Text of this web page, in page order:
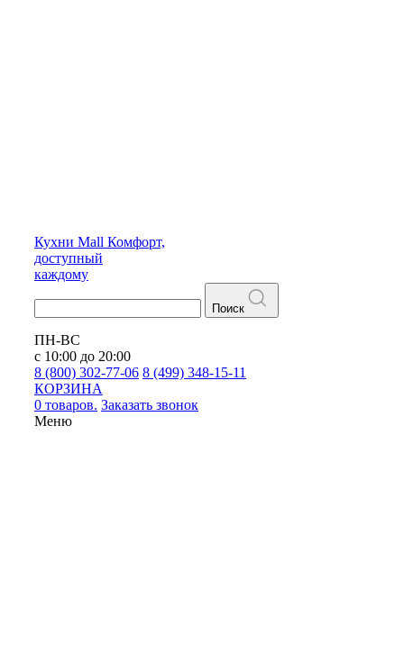
Кухни Mall Комфорт,
доступный
каждому
Поиск
ПН-ВС
с 10:00 до 20:00
8 (800) 302-77-06 8 (499) 348-15-11
КОРЗИНА
0 товаров. Заказать звонок
Меню